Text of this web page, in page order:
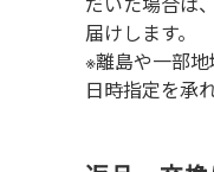
届けします。
※離島や一部地
日時指定を承